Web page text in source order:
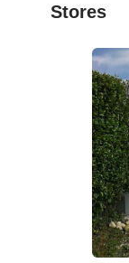
Stores